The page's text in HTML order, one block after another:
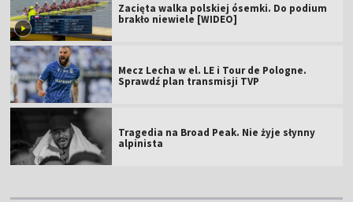
Zacięta walka polskiej ósemki. Do podium
brakło niewiele [WIDEO]
Mecz Lecha w el. LE i Tour de Pologne.
Sprawdź plan transmisji TVP
Tragedia na Broad Peak. Nie żyje słynny
alpinista